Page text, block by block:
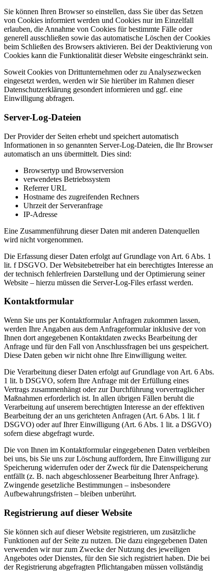
Sie können Ihren Browser so einstellen, dass Sie über das Setzen
von Cookies informiert werden und Cookies nur im Einzelfall
erlauben, die Annahme von Cookies für bestimmte Fälle oder
generell ausschließen sowie das automatische Löschen der Cookies
beim Schließen des Browsers aktivieren. Bei der Deaktivierung von
Cookies kann die Funktionalität dieser Website eingeschränkt sein.
Soweit Cookies von Drittunternehmen oder zu Analysezwecken
eingesetzt werden, werden wir Sie hierüber im Rahmen dieser
Datenschutzerklärung gesondert informieren und ggf. eine
Einwilligung abfragen.
Server-Log-Dateien
Der Provider der Seiten erhebt und speichert automatisch
Informationen in so genannten Server-Log-Dateien, die Ihr Browser
automatisch an uns übermittelt. Dies sind:
Browsertyp und Browserversion
verwendetes Betriebssystem
Referrer URL
Hostname des zugreifenden Rechners
Uhrzeit der Serveranfrage
IP-Adresse
Eine Zusammenführung dieser Daten mit anderen Datenquellen
wird nicht vorgenommen.
Die Erfassung dieser Daten erfolgt auf Grundlage von Art. 6 Abs. 1
lit. f DSGVO. Der Websitebetreiber hat ein berechtigtes Interesse an
der technisch fehlerfreien Darstellung und der Optimierung seiner
Website – hierzu müssen die Server-Log-Files erfasst werden.
Kontaktformular
Wenn Sie uns per Kontaktformular Anfragen zukommen lassen,
werden Ihre Angaben aus dem Anfrageformular inklusive der von
Ihnen dort angegebenen Kontaktdaten zwecks Bearbeitung der
Anfrage und für den Fall von Anschlussfragen bei uns gespeichert.
Diese Daten geben wir nicht ohne Ihre Einwilligung weiter.
Die Verarbeitung dieser Daten erfolgt auf Grundlage von Art. 6 Abs.
1 lit. b DSGVO, sofern Ihre Anfrage mit der Erfüllung eines
Vertrags zusammenhängt oder zur Durchführung vorvertraglicher
Maßnahmen erforderlich ist. In allen übrigen Fällen beruht die
Verarbeitung auf unserem berechtigten Interesse an der effektiven
Bearbeitung der an uns gerichteten Anfragen (Art. 6 Abs. 1 lit. f
DSGVO) oder auf Ihrer Einwilligung (Art. 6 Abs. 1 lit. a DSGVO)
sofern diese abgefragt wurde.
Die von Ihnen im Kontaktformular eingegebenen Daten verbleiben
bei uns, bis Sie uns zur Löschung auffordern, Ihre Einwilligung zur
Speicherung widerrufen oder der Zweck für die Datenspeicherung
entfällt (z. B. nach abgeschlossener Bearbeitung Ihrer Anfrage).
Zwingende gesetzliche Bestimmungen – insbesondere
Aufbewahrungsfristen – bleiben unberührt.
Registrierung auf dieser Website
Sie können sich auf dieser Website registrieren, um zusätzliche
Funktionen auf der Seite zu nutzen. Die dazu eingegebenen Daten
verwenden wir nur zum Zwecke der Nutzung des jeweiligen
Angebotes oder Dienstes, für den Sie sich registriert haben. Die bei
der Registrierung abgefragten Pflichtangaben müssen vollständig